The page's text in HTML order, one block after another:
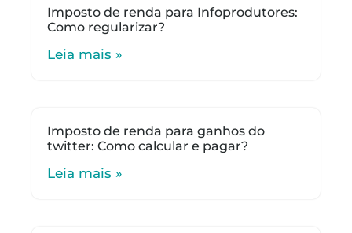
Imposto de renda para Infoprodutores:
Como regularizar?
Leia mais »
Imposto de renda para ganhos do
twitter: Como calcular e pagar?
Leia mais »